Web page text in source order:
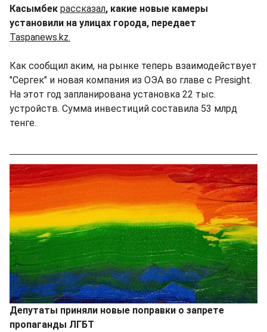
Касымбек рассказал, какие новые камеры
установили на улицах города, передает
Taspanews.kz.
Как сообщил аким, на рынке теперь взаимодействует
"Сергек" и новая компания из ОЭА во главе с Presight.
На этот год запланирована установка 22 тыс.
устройств. Сумма инвестиций составила 53 млрд
тенге.
Депутаты приняли новые поправки о запрете
пропаганды ЛГБТ